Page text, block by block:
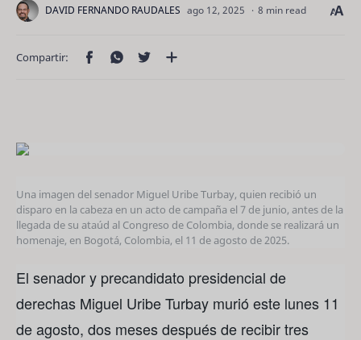
8 min read
Una imagen del senador Miguel Uribe Turbay, quien recibió un
disparo en la cabeza en un acto de campaña el 7 de junio, antes de la
llegada de su ataúd al Congreso de Colombia, donde se realizará un
homenaje, en Bogotá, Colombia, el 11 de agosto de 2025.
El senador y precandidato presidencial de
derechas Miguel Uribe Turbay murió este lunes 11
de agosto, dos meses después de recibir tres